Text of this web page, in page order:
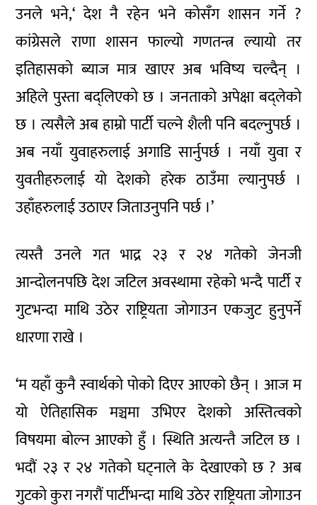
उनले भने,‘ देश नै रहेन भने कोसँग शासन गर्ने ?
कांग्रेसले राणा शासन फाल्यो गणतन्त्र ल्यायो तर
इतिहासको ब्याज मात्र खाएर अब भविष्य चल्दैन् ।
अहिले पुस्ता बद्लिएको छ । जनताको अपेक्षा बद्लेको
छ । त्यसैले अब हाम्रो पार्टी चल्ने शैली पनि बदल्नुपर्छ ।
अब नयाँ युवाहरुलाई अगाडि सार्नुपर्छ । नयाँ युवा र
युवतीहरुलाई यो देशको हरेक ठाउँमा ल्यानुपर्छ ।
उहाँहरुलाई उठाएर जिताउनुपनि पर्छ ।’
त्यस्तै उनले गत भाद्र २३ र २४ गतेको जेनजी
आन्दोलनपछि देश जटिल अवस्थामा रहेको भन्दै पार्टी र
गुटभन्दा माथि उठेर राष्ट्रियता जोगाउन एकजुट हुनुपर्ने
धारणा राखे ।
‘म यहाँ कुनै स्वार्थको पोको दिएर आएको छैन् । आज म
यो ऐतिहासिक मञ्चमा उभिएर देशको अस्तित्वको
विषयमा बोल्न आएको हुँ । स्थिति अत्यन्तै जटिल छ ।
भदौं २३ र २४ गतेको घट्नाले के देखाएको छ ? अब
गुटको कुरा नगरौं पार्टीभन्दा माथि उठेर राष्ट्रियता जोगाउन